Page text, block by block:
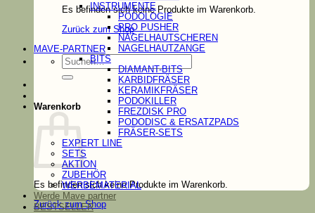
Es befinden sich keine Produkte im Warenkorb.
Zurück zum Shop
MAVE-PARTNER
Suchen
nach:
Warenkorb
Es befinden sich keine Produkte im Warenkorb.
Zurück zum Shop
INSTRUMENTE
PODOLOGIE
PRO PUSHER
NAGELHAUTSCHEREN
NAGELHAUTZANGE
BITS
DIAMANT-BITS
KARBIDFRÄSER
KERAMIKFRÄSER
PODOKILLER
FREZDISK PRO
PODODISC & ERSATZPADS
FRÄSER-SETS
EXPERT LINE
SETS
AKTION
ZUBEHÖR
WERBEMATERIAL
Werde Mave partner
BESTSELLER